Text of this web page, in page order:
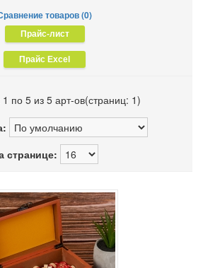
товаров (0)
по 5 из 5 арт-ов(страниц: 1)
странице: